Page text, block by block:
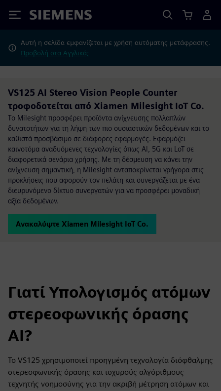
Siemens
Αυτή η σελίδα εμφανίζεται με χρήση αυτόματης μετάφρασης.
Προβολή στα Αγγλικά;
VS125 AI Stereo Vision People Counter
τροφοδοτείται από Xiamen Milesight IoT Co.
Το Milesight προσφέρει προϊόντα ανίχνευσης πολλαπλών
δυνατοτήτων για τη λήψη των πιο ουσιαστικών δεδομένων και το
καθιστά προσβάσιμο σε διάφορες εφαρμογές. Εφαρμόζει
καινοτόμα αναδυόμενες τεχνολογίες όπως Al, 5G και LoT σε
διαφορετικά σενάρια χρήσης. Με τη δέσμευση να κάνει την
ανίχνευση σημαντική, η Milesight ανταποκρίνεται γρήγορα στις
προκλήσεις που αφορούν τον πελάτη και συνεργάζεται με ένα
διευρυνόμενο δίκτυο συνεργατών για να προσφέρει μοναδική
αξία δεδομένων.
Ανακαλύψτε Xiamen Milesight IoT Co.
Γιατί Υπολογισμός ατόμων
στερεοφωνικής όρασης
AI?
Το VS125 χρησιμοποιεί προηγμένη τεχνολογία διόφθαλμης
στερεοφωνικής όρασης και ισχυρούς αλγόριθμους
τεχνητής νοημοσύνης για την ακριβή μέτρηση ατόμων και